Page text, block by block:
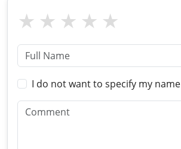
I do not want to specify my name